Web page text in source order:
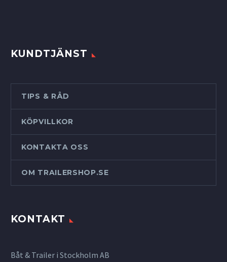
KUNDTJÄNST
TIPS & RÅD
KÖPVILLKOR
KONTAKTA OSS
OM TRAILERSHOP.SE
KONTAKT
Båt & Trailer i Stockholm AB